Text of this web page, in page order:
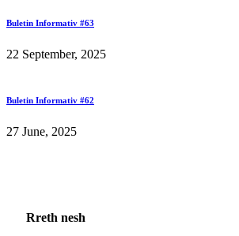
Buletin Informativ #63
22 September, 2025
Buletin Informativ #62
27 June, 2025
Rreth nesh